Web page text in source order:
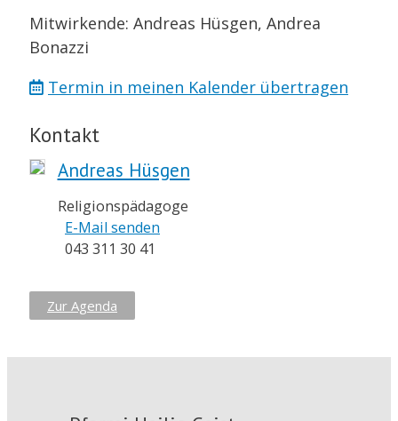
Mitwirkende: Andreas Hüsgen, Andrea
Bonazzi
Termin in meinen Kalender übertragen
Kontakt
Andreas Hüsgen
Religionspädagoge
E-Mail senden
043 311 30 41
Zur Agenda